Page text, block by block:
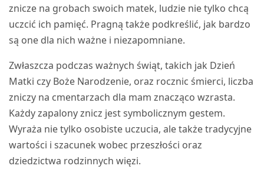
znicze na grobach swoich matek, ludzie nie tylko chcą
uczcić ich pamięć. Pragną także podkreślić, jak bardzo
są one dla nich ważne i niezapomniane.
Zwłaszcza podczas ważnych świąt, takich jak Dzień
Matki czy Boże Narodzenie, oraz rocznic śmierci, liczba
zniczy na cmentarzach dla mam znacząco wzrasta.
Każdy zapalony znicz jest symbolicznym gestem.
Wyraża nie tylko osobiste uczucia, ale także tradycyjne
wartości i szacunek wobec przeszłości oraz
dziedzictwa rodzinnych więzi.